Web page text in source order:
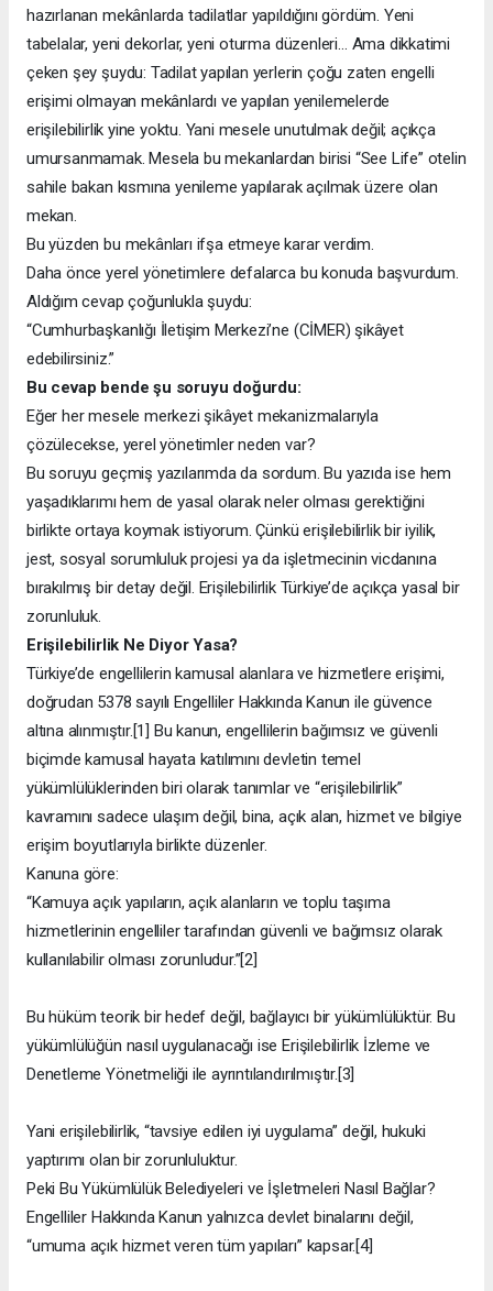
hazırlanan mekânlarda tadilatlar yapıldığını gördüm. Yeni
tabelalar, yeni dekorlar, yeni oturma düzenleri… Ama dikkatimi
çeken şey şuydu: Tadilat yapılan yerlerin çoğu zaten engelli
erişimi olmayan mekânlardı ve yapılan yenilemelerde
erişilebilirlik yine yoktu. Yani mesele unutulmak değil; açıkça
umursanmamak. Mesela bu mekanlardan birisi “See Life” otelin
sahile bakan kısmına yenileme yapılarak açılmak üzere olan
mekan.
Bu yüzden bu mekânları ifşa etmeye karar verdim.
Daha önce yerel yönetimlere defalarca bu konuda başvurdum.
Aldığım cevap çoğunlukla şuydu:
“Cumhurbaşkanlığı İletişim Merkezi’ne (CİMER) şikâyet
edebilirsiniz.”
Bu cevap bende şu soruyu doğurdu:
Eğer her mesele merkezi şikâyet mekanizmalarıyla
çözülecekse, yerel yönetimler neden var?
Bu soruyu geçmiş yazılarımda da sordum. Bu yazıda ise hem
yaşadıklarımı hem de yasal olarak neler olması gerektiğini
birlikte ortaya koymak istiyorum. Çünkü erişilebilirlik bir iyilik,
jest, sosyal sorumluluk projesi ya da işletmecinin vicdanına
bırakılmış bir detay değil. Erişilebilirlik Türkiye’de açıkça yasal bir
zorunluluk.
Erişilebilirlik Ne Diyor Yasa?
Türkiye’de engellilerin kamusal alanlara ve hizmetlere erişimi,
doğrudan 5378 sayılı Engelliler Hakkında Kanun ile güvence
altına alınmıştır.[1] Bu kanun, engellilerin bağımsız ve güvenli
biçimde kamusal hayata katılımını devletin temel
yükümlülüklerinden biri olarak tanımlar ve “erişilebilirlik”
kavramını sadece ulaşım değil, bina, açık alan, hizmet ve bilgiye
erişim boyutlarıyla birlikte düzenler.
Kanuna göre:
“Kamuya açık yapıların, açık alanların ve toplu taşıma
hizmetlerinin engelliler tarafından güvenli ve bağımsız olarak
kullanılabilir olması zorunludur.”[2]
Bu hüküm teorik bir hedef değil, bağlayıcı bir yükümlülüktür. Bu
yükümlülüğün nasıl uygulanacağı ise Erişilebilirlik İzleme ve
Denetleme Yönetmeliği ile ayrıntılandırılmıştır.[3]
Yani erişilebilirlik, “tavsiye edilen iyi uygulama” değil, hukuki
yaptırımı olan bir zorunluluktur.
Peki Bu Yükümlülük Belediyeleri ve İşletmeleri Nasıl Bağlar?
Engelliler Hakkında Kanun yalnızca devlet binalarını değil,
“umuma açık hizmet veren tüm yapıları” kapsar.[4]